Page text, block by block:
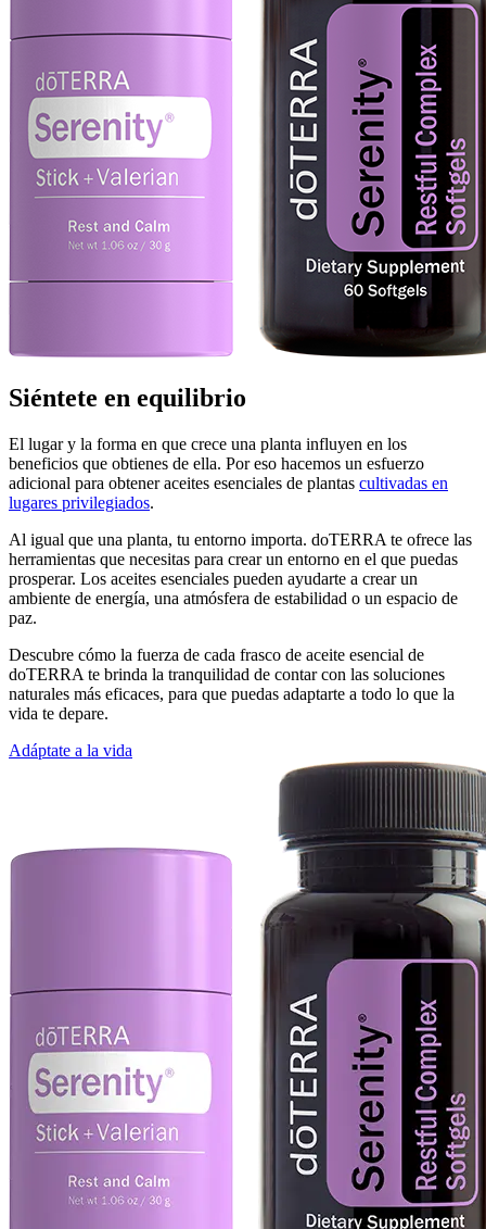
Siéntete en equilibrio
El lugar y la forma en que crece una planta influyen en los
beneficios que obtienes de ella. Por eso hacemos un esfuerzo
adicional para obtener aceites esenciales de plantas cultivadas en
lugares privilegiados.
Al igual que una planta, tu entorno importa. doTERRA te ofrece las
herramientas que necesitas para crear un entorno en el que puedas
prosperar. Los aceites esenciales pueden ayudarte a crear un
ambiente de energía, una atmósfera de estabilidad o un espacio de
paz.
Descubre cómo la fuerza de cada frasco de aceite esencial de
doTERRA te brinda la tranquilidad de contar con las soluciones
naturales más eficaces, para que puedas adaptarte a todo lo que la
vida te depare.
Adáptate a la vida